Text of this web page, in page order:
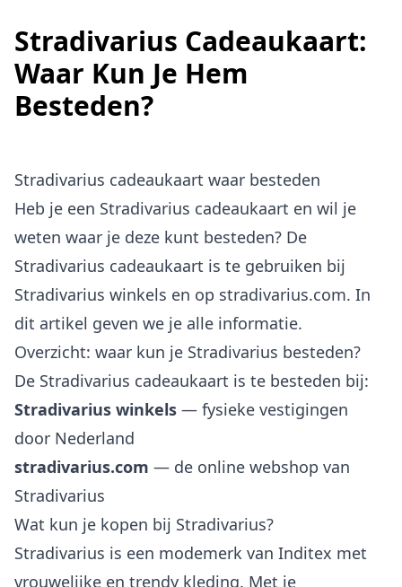
Stradivarius Cadeaukaart:
Waar Kun Je Hem
Besteden?
Stradivarius cadeaukaart waar besteden
Heb je een Stradivarius cadeaukaart en wil je
weten waar je deze kunt besteden? De
Stradivarius cadeaukaart is te gebruiken bij
Stradivarius winkels en op stradivarius.com. In
dit artikel geven we je alle informatie.
Overzicht: waar kun je Stradivarius besteden?
De Stradivarius cadeaukaart is te besteden bij:
Stradivarius winkels — fysieke vestigingen
door Nederland
stradivarius.com — de online webshop van
Stradivarius
Wat kun je kopen bij Stradivarius?
Stradivarius is een modemerk van Inditex met
vrouwelijke en trendy kleding. Met je